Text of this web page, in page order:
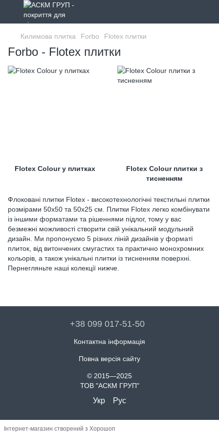
Килимова плитка Forbo Flotex плитки
Forbo - Flotex плитки
Флоковані плитки Flotex - високотехнологічні текстильні плитки
розмірами 50x50 та 50x25 см. Плитки Flotex легко комбінувати
із іншими форматами та рішеннями підлог, тому у вас
безмежні можливості створити свій унікальний модульний
дизайн. Ми пропонуємо 5 різних ліній дизайнів у форматі
плиток, від витончених смугастих та практично монохромних
кольорів, а також унікальні плитки із тисненням поверхні.
Пернегляньте наші колекції нижче.
Flotex Colour у плитках
Flotex Colour плитки з
тисненням
+38 099 017-51-50
Контактна інформація
Повна версія сайту
© 2015—2025
ТОВ "АСКМ ГРУП"
Укр Рус
Інтернет-магазин створений з Хорошоп